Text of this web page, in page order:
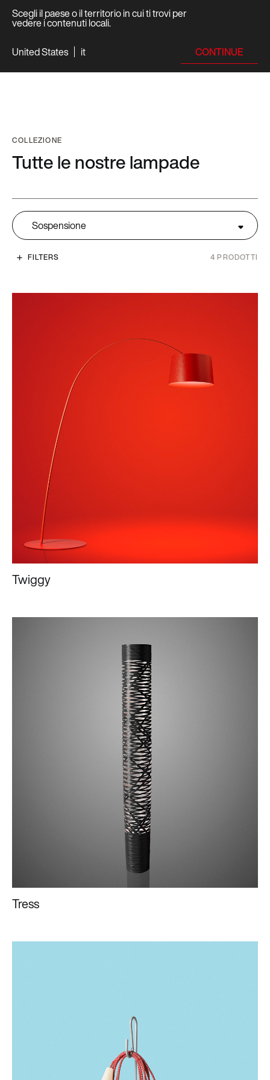
Scegli il paese o il territorio in cui ti trovi per
vedere i contenuti locali.
United States
it CONTINUE
COLLEZIONE
Tutte le nostre lampade
Sospensione
FILTERS 4 PRODOTTI
Twiggy
Tress